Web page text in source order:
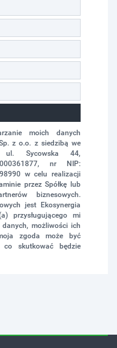
moich danych
z o.o. z siedzibą we
ul. Sycowska 44,
nr NIP:
w celu realizacji
przez Spółkę lub
biznesowych.
jest Ekosynergia
przysługującego mi
możliwości ich
zgoda może być
co skutkować będzie